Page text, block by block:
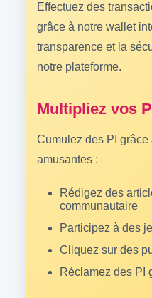
Effectuez des
grâce à notre wallet
transparence et la
notre plateforme.
Multipliez vos
Cumulez des PI
amusantes :
Rédigez des
communautaire
Participez à des
Cliquez sur des
Réclamez des PI